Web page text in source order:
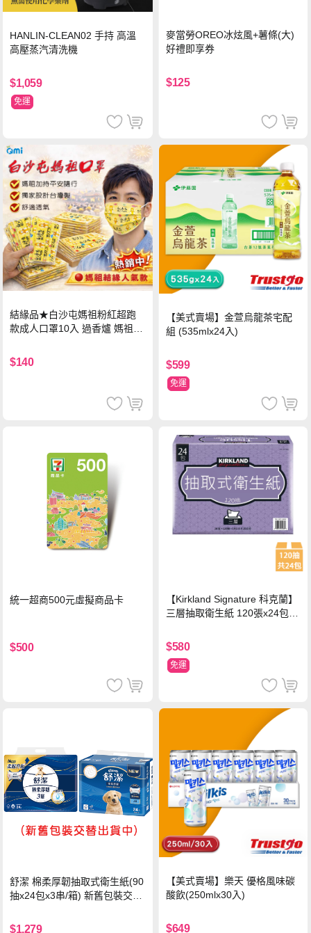
HANLIN-CLEAN02 手持 高溫
高壓蒸汽清洗機
$1,059
免運
麥當勞OREO冰炫風+薯條(大)
好禮即享券
$125
結緣品★白沙屯媽祖粉紅超跑
款成人口罩10入 過香爐 媽祖加
$140
【美式賣場】金萱烏龍茶宅配
組 (535mlx24入)
$599
免運
統一超商500元虛擬商品卡
$500
【Kirkland Signature 科克蘭】
三層抽取衛生紙 120張x24包x1
$580
免運
舒潔 棉柔厚韌抽取式衛生紙(90
抽x24包x3串/箱) 新舊包裝交替
$1,279
【美式賣場】樂天 優格風味碳
酸飲(250mlx30入)
$649